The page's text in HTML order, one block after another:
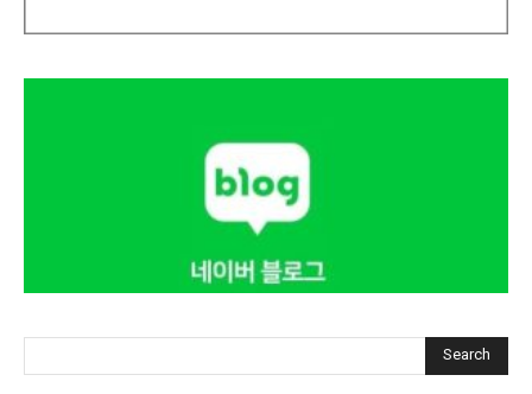
Search